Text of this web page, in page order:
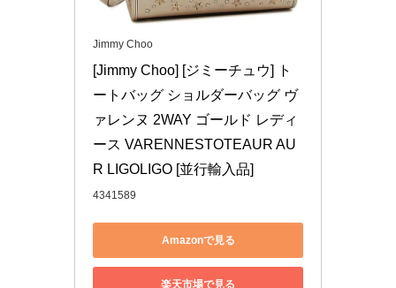
Jimmy Choo
[Jimmy Choo] [ジミーチュウ] ト
ートバッグ ショルダーバッグ ヴ
ァレンヌ 2WAY ゴールド レディ
ース VARENNESTOTEAUR AU
R LIGOLIGO [並行輸入品]
4341589
Amazonで見る
楽天市場で見る